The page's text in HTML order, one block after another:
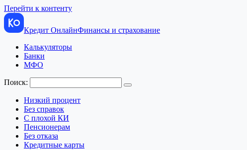
Перейти к контенту
Кредит ОнлайнФинансы и страхование
Калькуляторы
Банки
МФО
Поиск:
Низкий процент
Без справок
С плохой КИ
Пенсионерам
Без отказа
Кредитные карты